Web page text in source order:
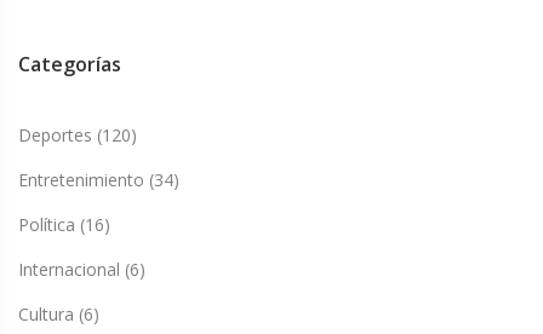
Categorías
Deportes (120)
Entretenimiento (34)
Política (16)
Internacional (6)
Cultura (6)